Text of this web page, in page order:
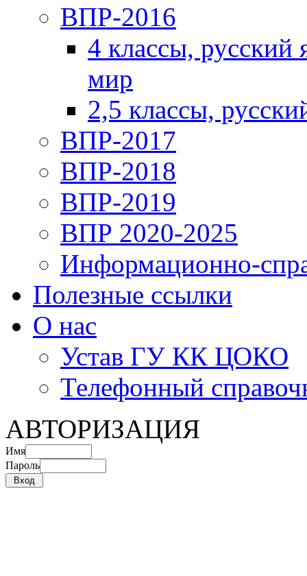
ВПР-2016
4 классы,
мир
2,5 классы,
ВПР-2017
ВПР-2018
ВПР-2019
ВПР 2020-2025
Информационно-
Полезные ссылки
О нас
Устав ГУ КК ЦОКО
Телефонный
АВТОРИЗАЦИЯ
Имя
Пароль